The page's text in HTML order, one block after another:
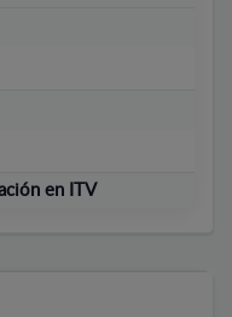
en ITV